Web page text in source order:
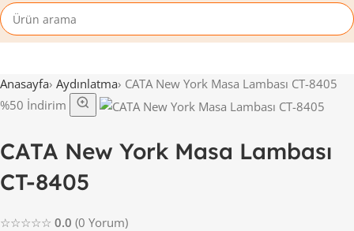
Anasayfa› Aydınlatma› CATA New York Masa Lambası CT-8405
%50 İndirim
CATA New York Masa Lambası
CT-8405
☆☆☆☆☆ 0.0 (0 Yorum)